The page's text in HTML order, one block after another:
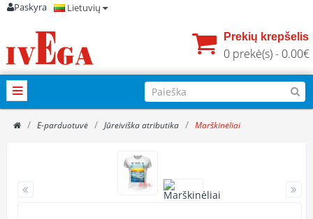
Paskyra Lietuvių
Prekių krepšelis
0 prekė(s) - 0.00€
E-parduotuvė Jūreiviška atributika Marškinėliai